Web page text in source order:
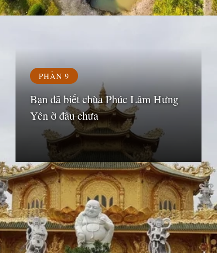
PHẦN 9
Bạn đã biết chùa Phúc Lâm Hưng
Yên ở đâu chưa